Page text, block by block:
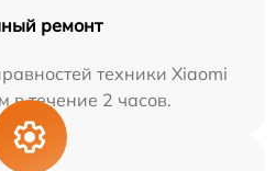
ремонт
техники Xiaomi
в течение 2 часов.